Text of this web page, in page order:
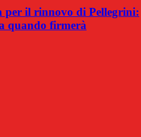
il rinnovo di Pellegrini:
quando firmerà